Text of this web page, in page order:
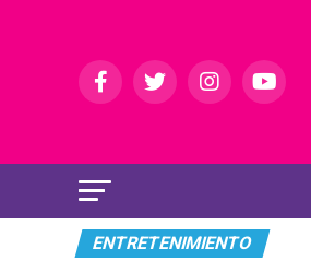
ENTRETENIMIENTO